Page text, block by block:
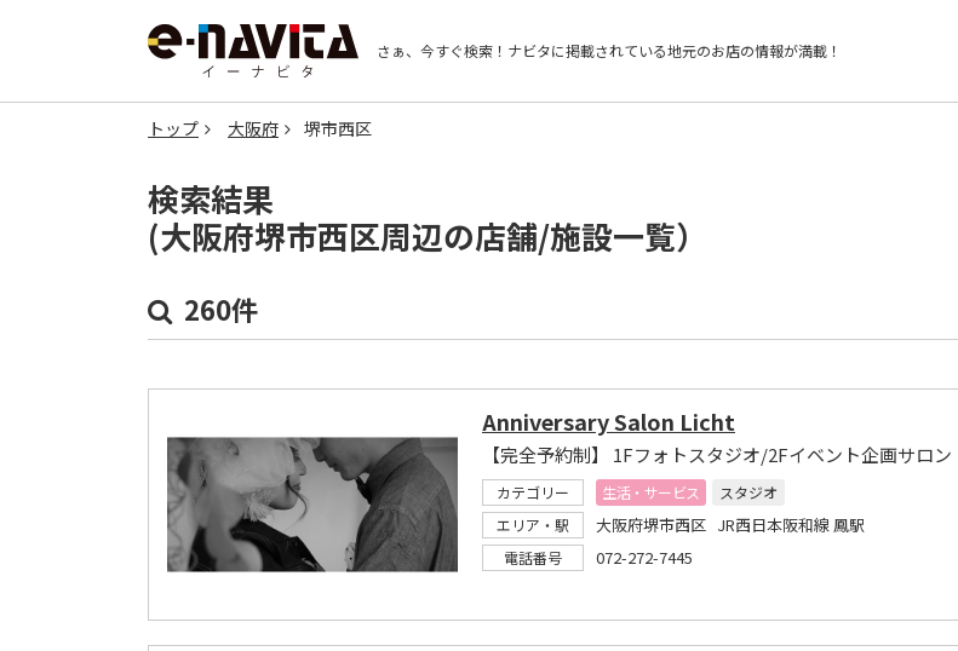
さぁ、今すぐ検索！ ナビタに掲載されている地元のお店の情報が満載！
トップ 大阪府 堺市西区
検索結果
(大阪府堺市西区周辺の店舗/施設一覧）
260件
Anniversary Salon Licht
【完全予約制】 1Fフォトスタジオ/2Fイベント企画サロン
カテゴリー 生活・サービス
スタジオ
エリア・駅
大阪府堺市西区 JR西日本阪和線 鳳駅
電話番号 072-272-7445